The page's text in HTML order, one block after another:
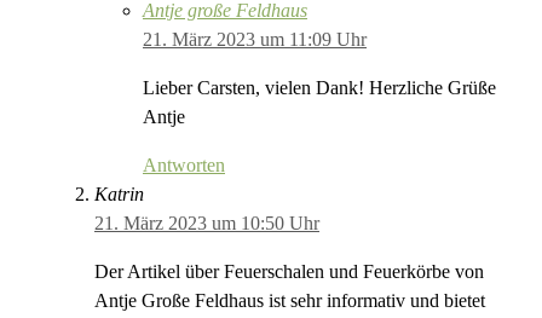
Antje große Feldhaus
21. März 2023 um 11:09 Uhr
Lieber Carsten, vielen Dank! Herzliche Grüße
Antje
Antworten
Katrin
21. März 2023 um 10:50 Uhr
Der Artikel über Feuerschalen und Feuerkörbe von
Antje Große Feldhaus ist sehr informativ und bietet